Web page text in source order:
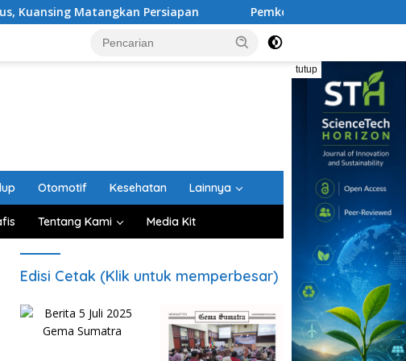
Persiapan Pemkot Medan Dorong Ayah Lebih Aktif
tutup
Otomotif Kesehatan Lainnya
Tentang Kami Media Kit
Edisi Cetak (Klik untuk memperbesar)